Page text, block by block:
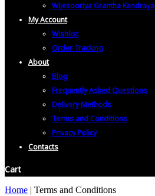
Wijesooriya Grantha Kendraya
My Account
Wishlist
Order Tracking
About
Blog
Frequently Asked Questions
Delivery Methods
Terms and Conditions
Privacy Policy
Contacts
Cart
Home | Terms and Conditions